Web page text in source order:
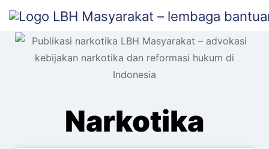
content
Narkotika